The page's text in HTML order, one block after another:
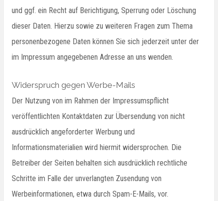
und ggf. ein Recht auf Berichtigung, Sperrung oder Löschung
dieser Daten. Hierzu sowie zu weiteren Fragen zum Thema
personenbezogene Daten können Sie sich jederzeit unter der
im Impressum angegebenen Adresse an uns wenden.
Widerspruch gegen Werbe-Mails
Der Nutzung von im Rahmen der Impressumspflicht
veröffentlichten Kontaktdaten zur Übersendung von nicht
ausdrücklich angeforderter Werbung und
Informationsmaterialien wird hiermit widersprochen. Die
Betreiber der Seiten behalten sich ausdrücklich rechtliche
Schritte im Falle der unverlangten Zusendung von
Werbeinformationen, etwa durch Spam-E-Mails, vor.